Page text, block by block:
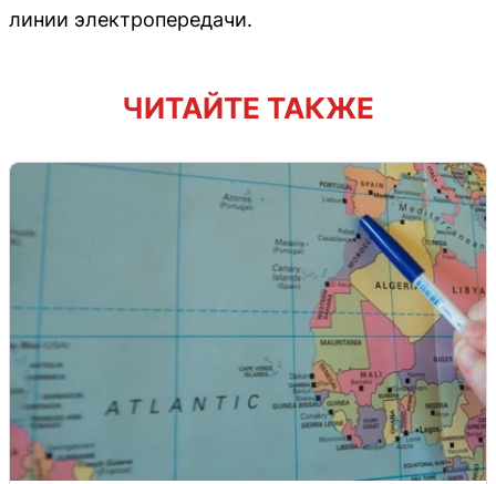
линии электропередачи.
ЧИТАЙТЕ ТАКЖЕ